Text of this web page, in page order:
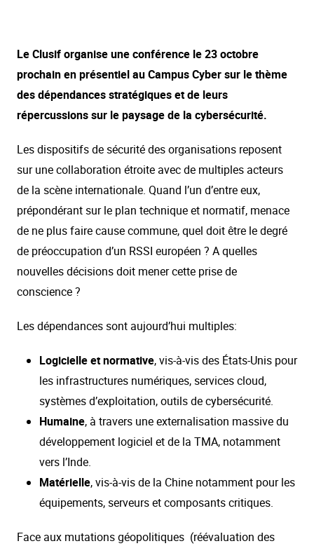
Le Clusif organise une conférence le 23 octobre
prochain en présentiel au Campus Cyber sur le thème
des dépendances stratégiques et de leurs
répercussions sur le paysage de la cybersécurité.
Les dispositifs de sécurité des organisations reposent
sur une collaboration étroite avec de multiples acteurs
de la scène internationale. Quand l’un d’entre eux,
prépondérant sur le plan technique et normatif, menace
de ne plus faire cause commune, quel doit être le degré
de préoccupation d’un RSSI européen ? A quelles
nouvelles décisions doit mener cette prise de
conscience ?
Les dépendances sont aujourd’hui multiples:
Logicielle et normative, vis-à-vis des États-Unis pour
les infrastructures numériques, services cloud,
systèmes d’exploitation, outils de cybersécurité.
Humaine, à travers une externalisation massive du
développement logiciel et de la TMA, notamment
vers l’Inde.
Matérielle, vis-à-vis de la Chine notamment pour les
équipements, serveurs et composants critiques.
Face aux mutations géopolitiques (réévaluation des